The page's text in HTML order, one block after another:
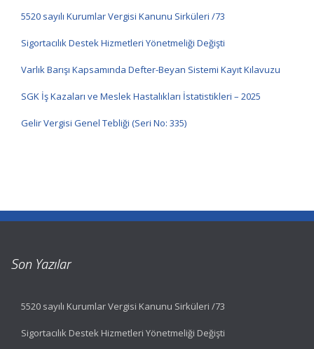
5520 sayılı Kurumlar Vergisi Kanunu Sirküleri /73
Sigortacılık Destek Hizmetleri Yönetmeliği Değişti
Varlık Barışı Kapsamında Defter-Beyan Sistemi Kayıt Kılavuzu
SGK İş Kazaları ve Meslek Hastalıkları İstatistikleri – 2025
Gelir Vergisi Genel Tebliği (Seri No: 335)
Son Yazılar
5520 sayılı Kurumlar Vergisi Kanunu Sirküleri /73
Sigortacılık Destek Hizmetleri Yönetmeliği Değişti